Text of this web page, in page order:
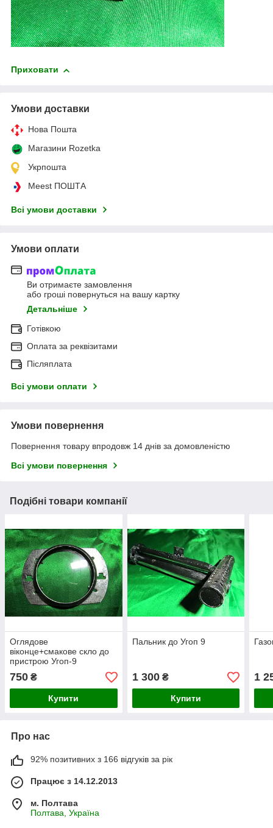
Приховати
Умови доставки
Нова Пошта
Магазини Rozetka
Укрпошта
Meest ПОШТА
Всі умови доставки
Умови оплати
Ви отримаєте замовлення
або гроші повернуться на вашу картку
Детальніше
Готівкою
Оплата за реквізитами
Післяплата
Всі умови оплати
Умови повернення
Повернення товару впродовж 14 днів за домовленістю
Всі умови повернення
Подібні товари компанії
Оглядове
віконце+смакове скло до
пристрою Угоп-9
750 ₴
Купити
Пальник до Угоп 9
1 300₴
Купити
1
Про нас
92% позитивних з 166 відгуків за рік
Працює з 14.12.2013
м. Полтава
Полтава, Україна